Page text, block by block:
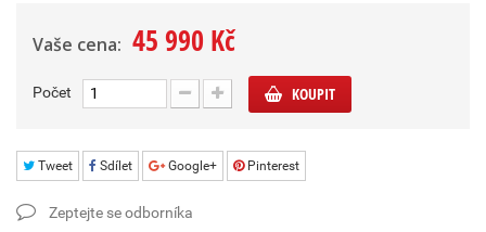
Vaše cena: 45 990 Kč
Počet KOUPIT
Tweet Sdílet Google+ Pinterest
Zeptejte se odborníka